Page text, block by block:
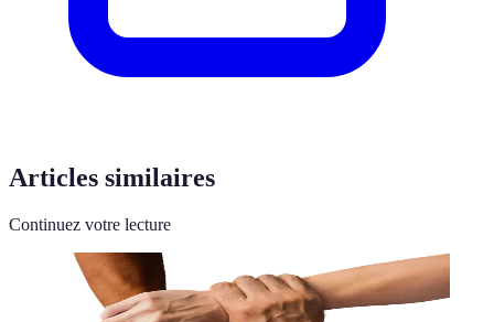
Articles similaires
Continuez votre lecture